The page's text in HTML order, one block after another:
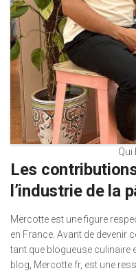
Qui
Les
l’industrie de la
Mercotte est une figure
en France. Avant de devenir
tant que blogueuse culinaire
blog, Mercotte.fr, est une